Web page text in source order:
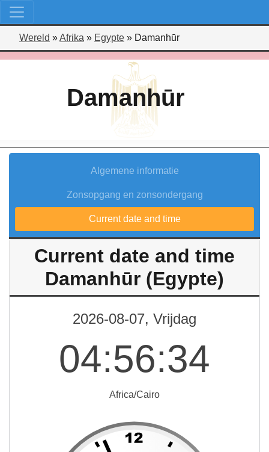
Wereld »Afrika » Egypte » Damanhūr
Damanhūr
Algemene informatie
Zonsopgang en zonsondergang
Current date and time
Current date and time
Damanhūr (Egypte)
2026-08-07, Vrijdag
04:56:34
Africa/Cairo